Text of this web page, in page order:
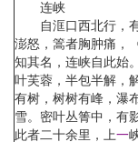
连峡
自洭口西北行，有
澎怒，篙者胸肿痛，
知其名，连峡自此始
叶芙蓉，半包半解，
有树，树树有峰，瀑
雪。密叶丛箐中，有
此者二十余里，上一